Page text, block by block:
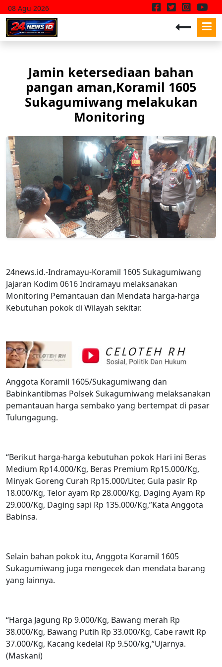
08 Agu 2026
Jamin ketersediaan bahan
pangan aman,Koramil 1605
Sukagumiwang melakukan
Monitoring
24news.id.-Indramayu-Koramil 1605 Sukagumiwang
Jajaran Kodim 0616 Indramayu melaksanakan
Monitoring Pemantauan dan Mendata harga-harga
Kebutuhan pokok di Wilayah sekitar.
Anggota Koramil 1605/Sukagumiwang dan
Babinkantibmas Polsek Sukagumiwang melaksanakan
pemantauan harga sembako yang bertempat di pasar
Tulungagung.
“Berikut harga-harga kebutuhan pokok Hari ini Beras
Medium Rp14.000/Kg, Beras Premium Rp15.000/Kg,
Minyak Goreng Curah Rp15.000/Liter, Gula pasir Rp
18.000/Kg, Telor ayam Rp 28.000/Kg, Daging Ayam Rp
29.000/Kg, Daging sapi Rp 135.000/Kg,”Kata Anggota
Babinsa.
Selain bahan pokok itu, Anggota Koramil 1605
Sukagumiwang juga mengecek dan mendata barang
yang lainnya.
“Harga Jagung Rp 9.000/Kg, Bawang merah Rp
38.000/Kg, Bawang Putih Rp 33.000/Kg, Cabe rawit Rp
37.000/Kg, Kacang kedelai Rp 9.500/kg,”Ujarnya.
(Maskani)